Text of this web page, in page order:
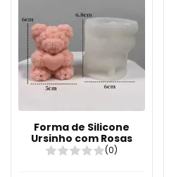
Forma de Silicone
Ursinho com Rosas
(0)